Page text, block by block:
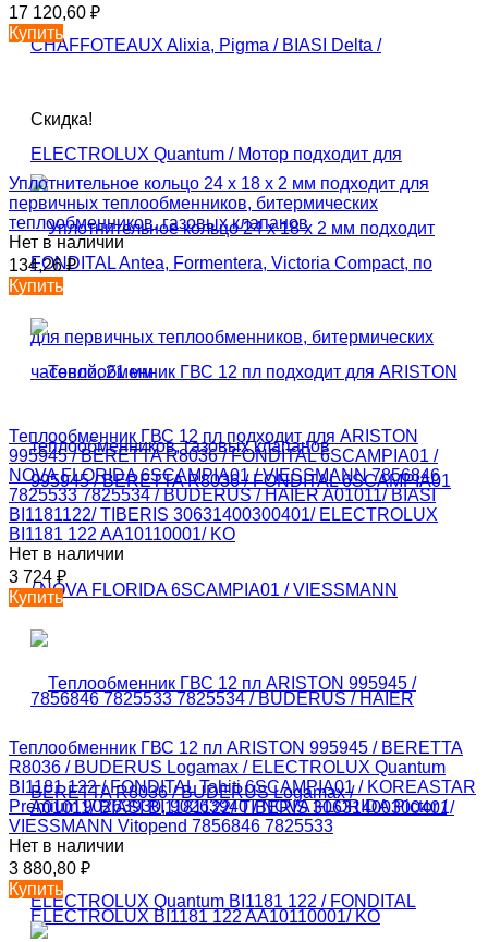
17 120,60 ₽
Купить
Скидка!
Уплотнительное кольцо 24 x 18 x 2 мм подходит для
первичных теплообменников, битермических
теплообменников, газовых клапанов
Нет в наличии
134,26₽
Купить
Теплообменник ГВС 12 пл подходит для ARISTON
995945 / BERETTA R8036 / FONDITAL 6SCAMPIA01 /
NOVA FLORIDA 6SCAMPIA01 / VIESSMANN 7856846
7825533 7825534 / BUDERUS / HAIER A01011/ BIASI
BI1181122/ TIBERIS 30631400300401/ ELECTROLUX
BI1181 122 AA10110001/ KO
Нет в наличии
3 724 ₽
Купить
Теплообменник ГВС 12 пл ARISTON 995945 / BERETTA
R8036 / BUDERUS Logamax / ELECTROLUX Quantum
BI1181 122 / FONDITAL Tahiti 6SCAMPIA01 / KOREASTAR
Premium 90263930, 90263940 / NOVA FLORIDA Pictor /
VIESSMANN Vitopend 7856846 7825533
Нет в наличии
3 880,80 ₽
Купить